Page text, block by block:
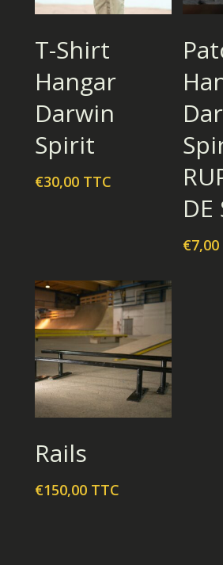
T-Shirt
Hangar
Darwin
Spirit
€30,00 TTC
DE
€7,00
Rails
€150,00 TTC